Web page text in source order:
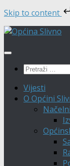
Skip to content
Skip
content
Pretraži:
Vijesti
O Općini